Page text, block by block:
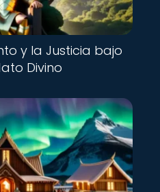
y la Justicia bajo
Divino